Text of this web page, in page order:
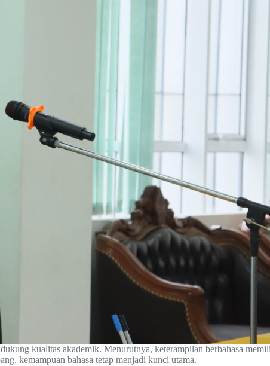
kualitas akademik. Menurutnya, keterampilan berbahasa
kemampuan bahasa tetap menjadi kunci utama.